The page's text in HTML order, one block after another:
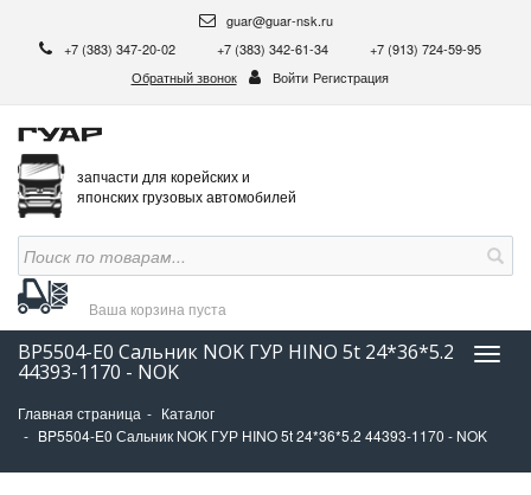
guar@guar-nsk.ru
+7 (383) 347-20-02
+7 (383) 342-61-34
+7 (913) 724-59-95
Обратный звонок
Войти Регистрация
запчасти для корейских и
японских грузовых автомобилей
Ваша корзина пуста
BP5504-E0 Сальник NOK ГУР HINO 5t 24*36*5.2
44393-1170 - NOK
Главная страница
Каталог
BP5504-E0 Сальник NOK ГУР HINO 5t 24*36*5.2 44393-1170 - NOK